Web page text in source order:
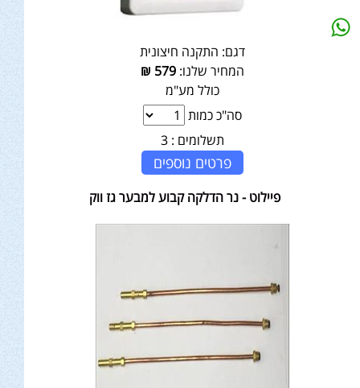
דגם: התקנה חיצונית
המחיר שלנו:579
₪
כולל מע"מ
סה"כ כמות
תשלומים : 3
פרטים נוספים
פיילוט - נר הדלקה קבוע למבער גז ווק